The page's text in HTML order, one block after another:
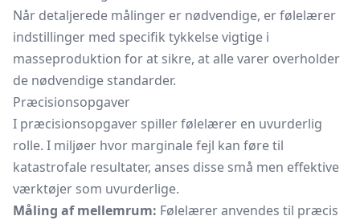
Når detaljerede målinger er nødvendige, er følelærer
indstillinger med specifik tykkelse vigtige i
masseproduktion for at sikre, at alle varer overholder
de nødvendige standarder.
Præcisionsopgaver
I præcisionsopgaver spiller følelærer en uvurderlig
rolle. I miljøer hvor marginale fejl kan føre til
katastrofale resultater, anses disse små men effektive
værktøjer som uvurderlige.
Måling af mellemrum: Følelærer anvendes til præcis